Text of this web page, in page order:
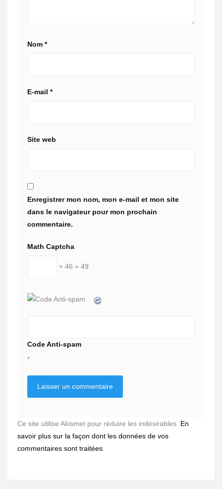
Nom *
E-mail *
Site web
Enregistrer mon nom, mon e-mail et mon site
dans le navigateur pour mon prochain
commentaire.
Math Captcha
+ 46 = 49
Code Anti-spam
*
Ce site utilise Akismet pour réduire les indésirables. En
savoir plus sur la façon dont les données de vos
commentaires sont traitées